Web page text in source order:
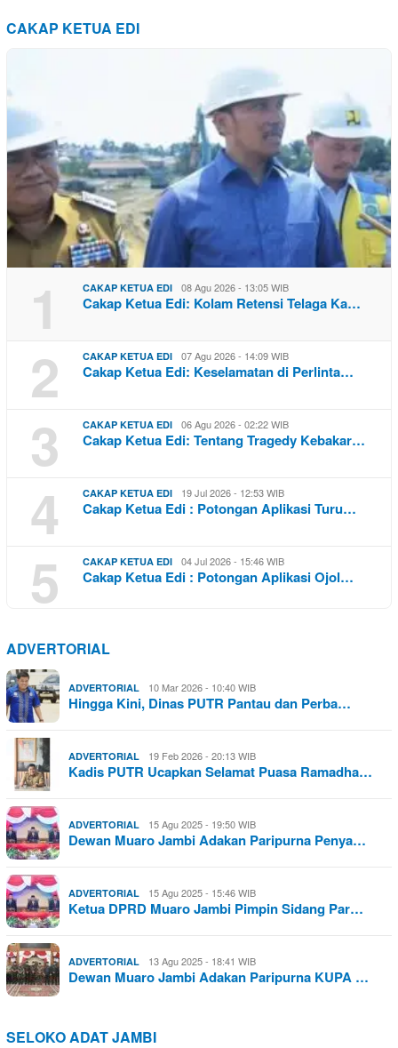
CAKAP KETUA EDI
1 CAKAP KETUA EDI 08 Agu 2026 - 13:05 WIB
Cakap Ketua Edi: Kolam Retensi Telaga Ka…
2 CAKAP KETUA EDI 07 Agu 2026 - 14:09 WIB
Cakap Ketua Edi: Keselamatan di Perlinta…
3 CAKAP KETUA EDI 06 Agu 2026 - 02:22 WIB
Cakap Ketua Edi: Tentang Tragedy Kebakar…
4 CAKAP KETUA EDI 19 Jul 2026 - 12:53 WIB
Cakap Ketua Edi : Potongan Aplikasi Turu…
5 CAKAP KETUA EDI 04 Jul 2026 - 15:46 WIB
Cakap Ketua Edi : Potongan Aplikasi Ojol…
ADVERTORIAL
ADVERTORIAL 10 Mar 2026 - 10:40 WIB
Hingga Kini, Dinas PUTR Pantau dan Perba…
ADVERTORIAL 19 Feb 2026 - 20:13 WIB
Kadis PUTR Ucapkan Selamat Puasa Ramadha…
ADVERTORIAL 15 Agu 2025 - 19:50 WIB
Dewan Muaro Jambi Adakan Paripurna Penya…
ADVERTORIAL 15 Agu 2025 - 15:46 WIB
Ketua DPRD Muaro Jambi Pimpin Sidang Par…
ADVERTORIAL 13 Agu 2025 - 18:41 WIB
Dewan Muaro Jambi Adakan Paripurna KUPA …
SELOKO ADAT JAMBI